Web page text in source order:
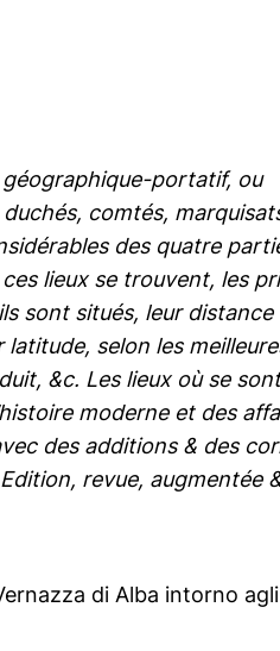
portatif, ou
comtés,
des quatre
lieux se trouvent, les
sont situés, leur distance
selon les
&c. Les lieux où se
moderne et des
des additions & des
revue, augmentée
di Alba intorno